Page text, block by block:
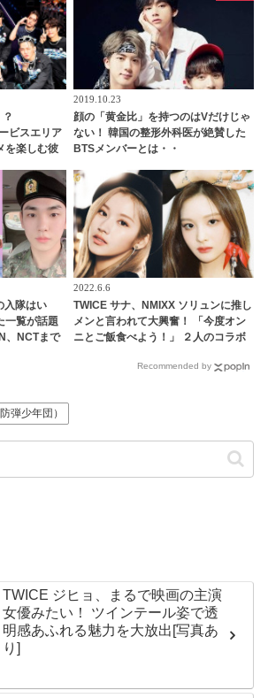
の高さがカッコよすぎると目が離せ
なくなるファン続出
ビスエリア
を楽しむ彼
2019.10.23
顔の「黄金比」を持つのはVだけじゃ
ない！ 韓国の整形外科医が絶賛した
BTSメンバーとは・・
入隊はい
一覧が話題
、NCTまで
2022.6.6
TWICE サナ、NMIXX ソリュンに推し
メンと言われて大興奮！ 「今度オン
ニとご飯食べよう！」 ２人のコラボ
Recommended by
弾少年団）
TWICE ジヒョ、まるで映画の主演
女優みたい！ ツインテール姿で透
明感あふれる魅力を大放出[写真あ
り]